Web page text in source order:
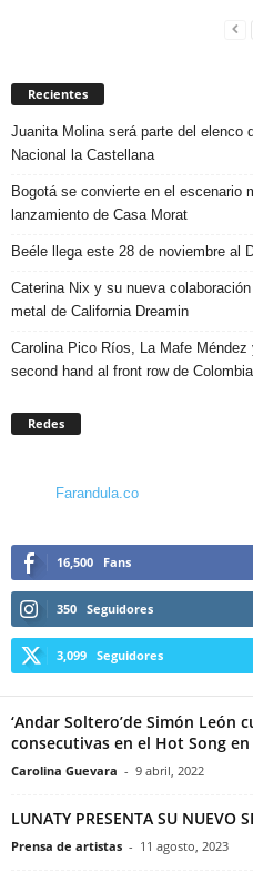
Recientes
Juanita Molina será parte del elenco
Nacional la Castellana
Bogotá se convierte en el escenario
lanzamiento de Casa Morat
Beéle llega este 28 de noviembre al
Caterina Nix y su nueva
metal de California Dreamin
Carolina Pico Ríos, La Mafe
second hand al front row de
Redes
Farandula.co
16,500 Fans
350 Seguidores
3,099 Seguidores
‘Andar Soltero’de Simón León
consecutivas en el Hot Song
Carolina Guevara - 9 abril, 2022
LUNATY PRESENTA SU NUEVO
Prensa de artistas - 11 agosto, 2023